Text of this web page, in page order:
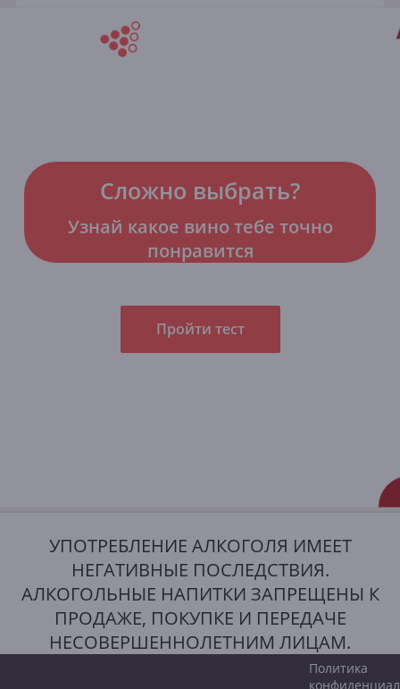
Сложно выбрать?
Узнай какое вино тебе точно
понравится
Пройти тест
УПОТРЕБЛЕНИЕ АЛКОГОЛЯ ИМЕЕТ
НЕГАТИВНЫЕ ПОСЛЕДСТВИЯ.
АЛКОГОЛЬНЫЕ НАПИТКИ ЗАПРЕЩЕНЫ К
ПРОДАЖЕ, ПОКУПКЕ И ПЕРЕДАЧЕ
НЕСОВЕРШЕННОЛЕТНИМ ЛИЦАМ.
Политика